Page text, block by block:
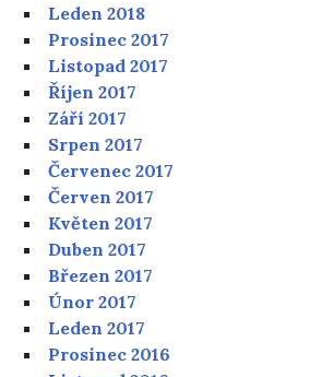
Leden 2018
Prosinec 2017
Listopad 2017
Říjen 2017
Září 2017
Srpen 2017
Červenec 2017
Červen 2017
Květen 2017
Duben 2017
Březen 2017
Únor 2017
Leden 2017
Prosinec 2016